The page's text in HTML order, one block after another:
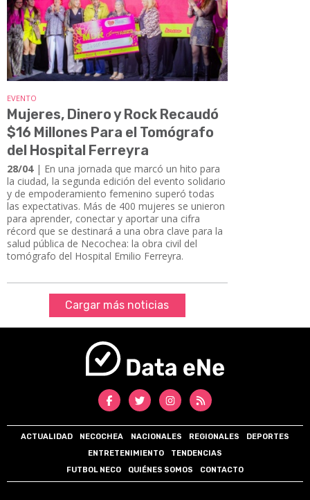
EVENTO
Mujeres, Dinero y Rock Recaudó
$16 Millones Para el Tomógrafo
del Hospital Ferreyra
28/04| En una jornada que marcó un hito para
la ciudad, la segunda edición del evento solidario
y de empoderamiento femenino superó todas
las expectativas. Más de 400 mujeres se unieron
para aprender, conectar y aportar una cifra
récord que se destinará a una obra clave para la
salud pública de Necochea: la obra civil del
tomógrafo del Hospital Emilio Ferreyra.
Cargar más noticias
ACTUALIDAD NECOCHEA NACIONALES REGIONALES
DEPORTES
ENTRETENIMIENTO
TENDENCIAS
FUTBOL NECO
QUIÉNES SOMOS CONTACTO